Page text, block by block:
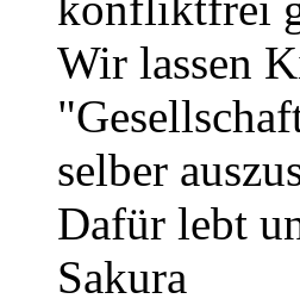
Wir lassen
selber
Dafür lebt
Sakura